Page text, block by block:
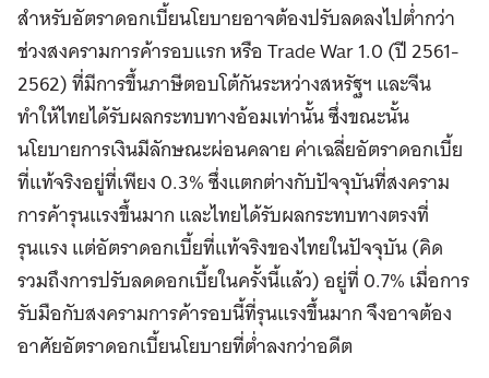
สำหรับอัตราดอกเบี้ยนโยบายอาจต้องปรับลดลงไปต่ำกว่า
ช่วงสงครามการค้ารอบแรก หรือ Trade War 1.0 (ปี 2561-
2562) ที่มีการขึ้นภาษีตอบโต้กันระหว่างสหรัฐฯ และจีน
ทำให้ไทยได้รับผลกระทบทางอ้อมเท่านั้น ซึ่งขณะนั้น
นโยบายการเงินมีลักษณะผ่อนคลาย ค่าเฉลี่ยอัตราดอกเบี้ย
ที่แท้จริงอยู่ที่เพียง 0.3% ซึ่งแตกต่างกับปัจจุบันที่สงคราม
การค้ารุนแรงขึ้นมาก และไทยได้รับผลกระทบทางตรงที่
รุนแรง แต่อัตราดอกเบี้ยที่แท้จริงของไทยในปัจจุบัน (คิด
รวมถึงการปรับลดดอกเบี้ยในครั้งนี้แล้ว) อยู่ที่ 0.7% เมื่อการ
รับมือกับสงครามการค้ารอบนี้ที่รุนแรงขึ้นมาก จึงอาจต้อง
อาศัยอัตราดอกเบี้ยนโยบายที่ต่ำลงกว่าอดีต